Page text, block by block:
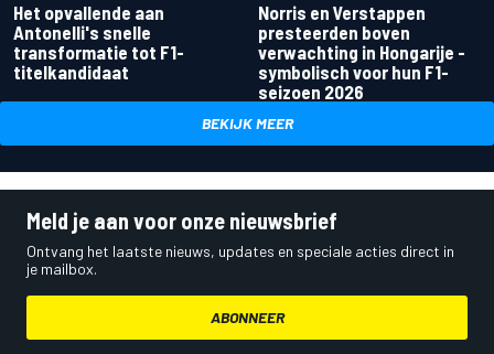
Het opvallende aan
Antonelli's snelle
transformatie tot F1-
titelkandidaat
Norris en Verstappen
presteerden boven
verwachting in Hongarije -
symbolisch voor hun F1-
seizoen 2026
BEKIJK MEER
Meld je aan voor onze nieuwsbrief
Ontvang het laatste nieuws, updates en speciale acties direct in
je mailbox.
ABONNEER